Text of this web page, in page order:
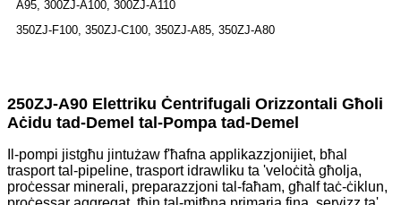
A95, 300ZJ-A100, 300ZJ-A110
350ZJ-F100, 350ZJ-C100, 350ZJ-A85, 350ZJ-A80
250ZJ-A90 Elettriku Ċentrifugali Orizzontali Għoli
Aċidu tad-Demel tal-Pompa tad-Demel
Il-pompi jistgħu jintużaw f'ħafna applikazzjonijiet, bħal
trasport tal-pipeline, trasport idrawliku ta 'veloċità għolja,
proċessar minerali, preparazzjoni tal-faħam, għalf taċ-ċiklun,